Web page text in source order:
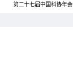
第二十七届中国科协年会